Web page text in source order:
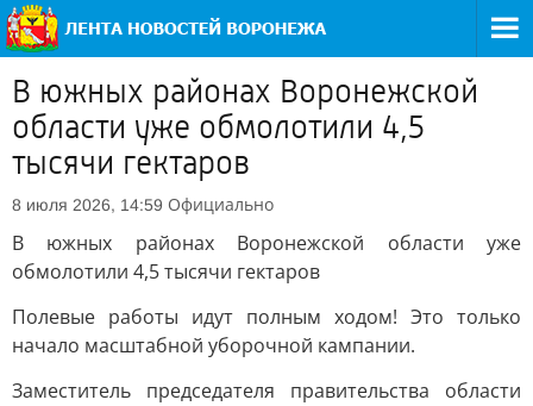
В южных районах Воронежской
области уже обмолотили 4,5
тысячи гектаров
8 июля 2026, 14:59 Официально
В южных районах Воронежской области уже
обмолотили 4,5 тысячи гектаров
Полевые работы идут полным ходом! Это только
начало масштабной уборочной кампании.
Заместитель председателя правительства области